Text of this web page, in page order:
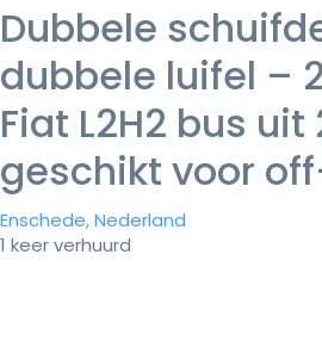
Dubbele
dubbele luifel –
Fiat L2H2 bus uit
geschikt voor
Enschede, Nederland
1 keer verhuurd